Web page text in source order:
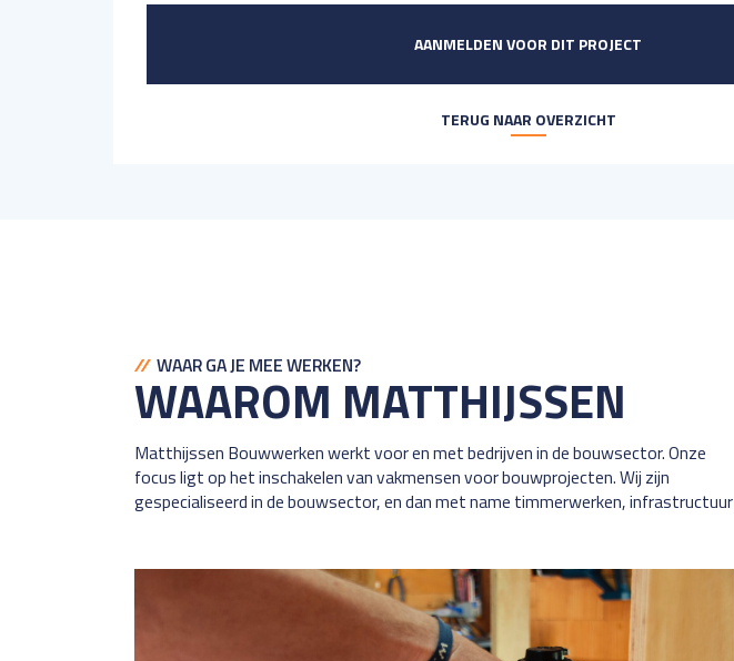
AANMELDEN VOOR DIT PROJECT
TERUG NAAR OVERZICHT
WAAR GA JE MEE WERKEN?
WAAROM MATTHIJSSEN
Matthijssen Bouwwerken werkt voor en met bedrijven in de bouwsector. Onze
focus ligt op het inschakelen van vakmensen voor bouwprojecten. Wij zijn
gespecialiseerd in de bouwsector, en dan met name timmerwerken, infrastructuur
en montage. Wij bemiddelen tussen opdrachtgever en zzp’ers binnen de bouw. Zo